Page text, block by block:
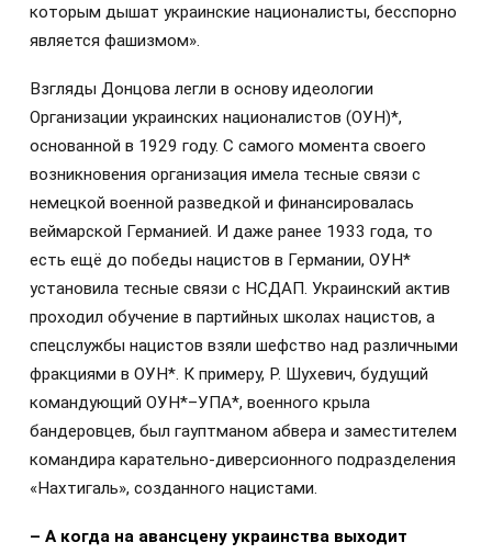
которым дышат украинские националисты, бесспорно
является фашизмом».
Взгляды Донцова легли в основу идеологии
Организации украинских националистов (ОУН)*,
основанной в 1929 году. С самого момента своего
возникновения организация имела тесные связи с
немецкой военной разведкой и финансировалась
веймарской Германией. И даже ранее 1933 года, то
есть ещё до победы нацистов в Германии, ОУН*
установила тесные связи с НСДАП. Украинский актив
проходил обучение в партийных школах нацистов, а
спецслужбы нацистов взяли шефство над различными
фракциями в ОУН*. К примеру, Р. Шухевич, будущий
командующий ОУН*–УПА*, военного крыла
бандеровцев, был гауптманом абвера и заместителем
командира карательно-диверсионного подразделения
«Нахтигаль», созданного нацистами.
– А когда на авансцену украинства выходит